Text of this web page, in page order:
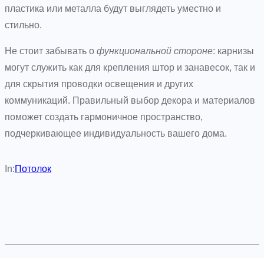
пластика или металла будут выглядеть уместно и
стильно.
Не стоит забывать о функциональной стороне: карнизы
могут служить как для крепления штор и занавесок, так и
для скрытия проводки освещения и других
коммуникаций. Правильный выбор декора и материалов
поможет создать гармоничное пространство,
подчеркивающее индивидуальность вашего дома.
In:Потолок